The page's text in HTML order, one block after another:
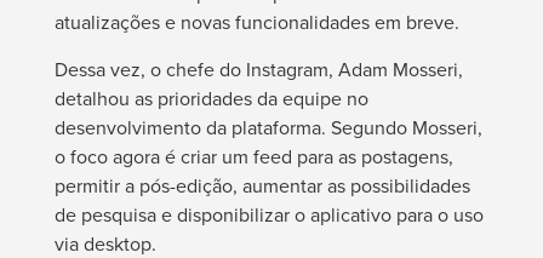
atualizações e novas funcionalidades em breve.
Dessa vez, o chefe do Instagram, Adam Mosseri,
detalhou as prioridades da equipe no
desenvolvimento da plataforma. Segundo Mosseri,
o foco agora é criar um feed para as postagens,
permitir a pós-edição, aumentar as possibilidades
de pesquisa e disponibilizar o aplicativo para o uso
via desktop.